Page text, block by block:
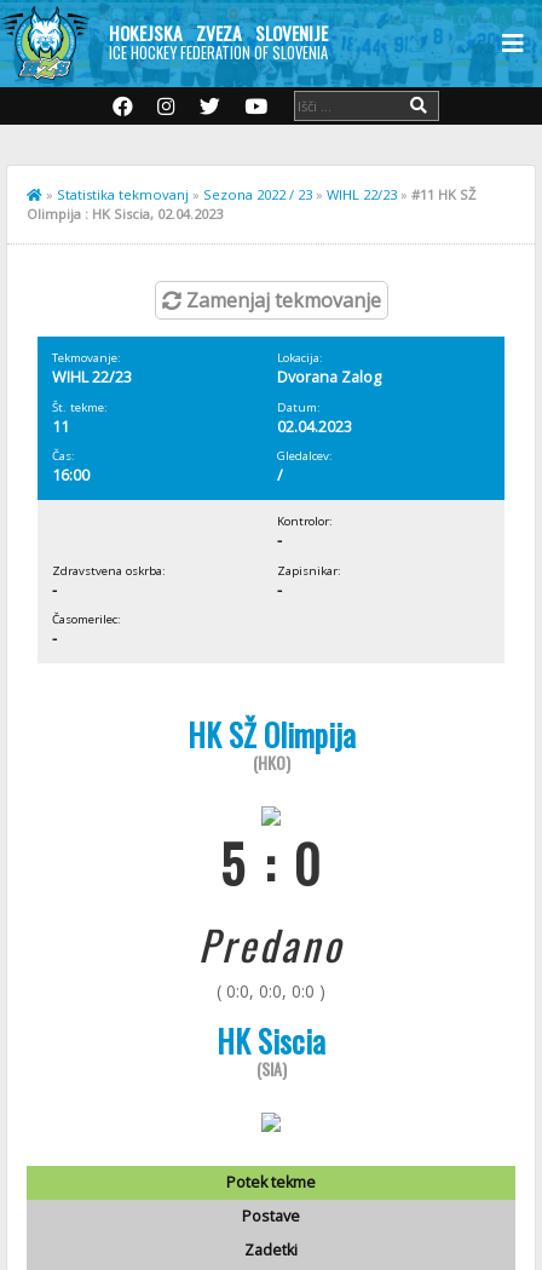
HOKEJSKA ZVEZA SLOVENIJE
ICE HOCKEY FEDERATION OF SLOVENIA
» Statistika tekmovanj » Sezona 2022 / 23 » WIHL 22/23 » #11 HK SŽ
Olimpija : HK Siscia, 02.04.2023
Zamenjaj tekmovanje
Tekmovanje:
WIHL 22/23
Lokacija:
Dvorana Zalog
Št. tekme:
11
Datum:
02.04.2023
Čas:
16:00
Gledalcev:
/
Kontrolor:
-
Zdravstvena oskrba:
-
Zapisnikar:
-
Časomerilec:
-
HK SŽ Olimpija
(HKO)
5 : 0
Predano
( 0:0, 0:0, 0:0 )
HK Siscia
(SIA)
Potek tekme
Postave
Zadetki